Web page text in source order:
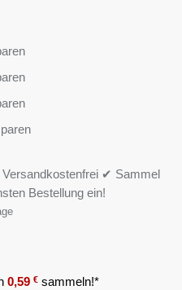
✔ Sammel
Bestellung ein!
0,59 € sammeln!*